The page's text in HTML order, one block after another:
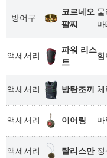
방어구
코르네오
팔찌
액세서리
파워 리스
트
액세서리 방탄조끼
액세서리 이어링
액세서리 탈리스만